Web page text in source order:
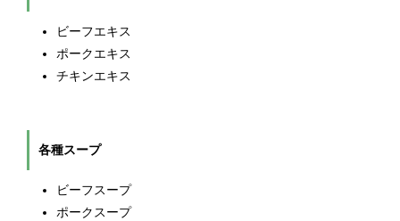
ビーフエキス
ポークエキス
チキンエキス
各種スープ
ビーフスープ
ポークスープ